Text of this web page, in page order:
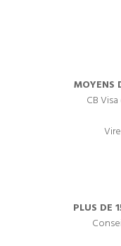
MOYENS
CB
PLUS DE